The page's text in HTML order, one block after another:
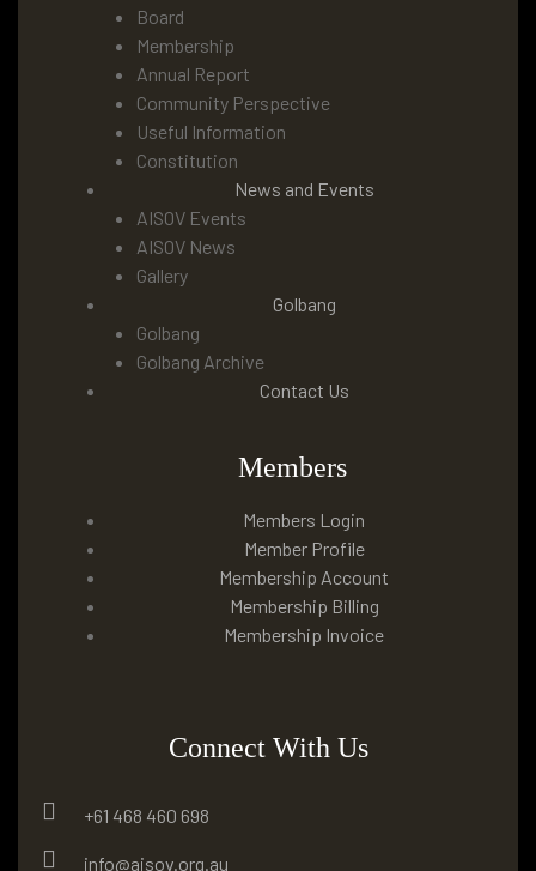
Board
Membership
Annual Report
Community Perspective
Useful Information
Constitution
News and Events
AISOV Events
AISOV News
Gallery
Golbang
Golbang
Golbang Archive
Contact Us
Members
Members Login
Member Profile
Membership Account
Membership Billing
Membership Invoice
Connect With Us
+61 468 460 698
info@aisov.org.au